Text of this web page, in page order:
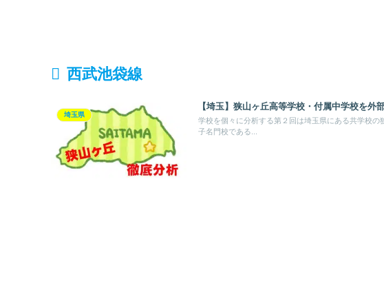
西武池袋線
埼玉県
【埼玉】狭山ヶ丘高等学校・付属中学校を外
学校を個々に分析する第２回は埼玉県にある共学校
子名門校である...